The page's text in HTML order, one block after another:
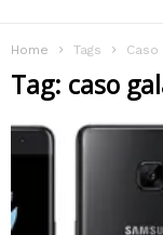
Home Tags Caso
Tag: caso